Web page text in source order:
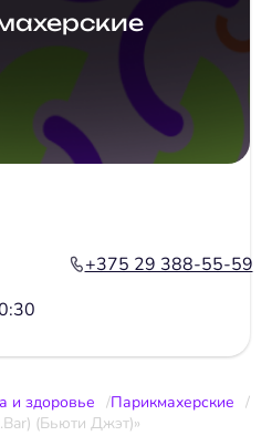
+375 29 388-55-59
и здоровье
Парикмахерские
(Бьюти Джэт)»